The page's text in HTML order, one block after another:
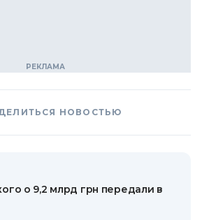
НОВОСТЬЮ
о 9,2 млрд грн передали в